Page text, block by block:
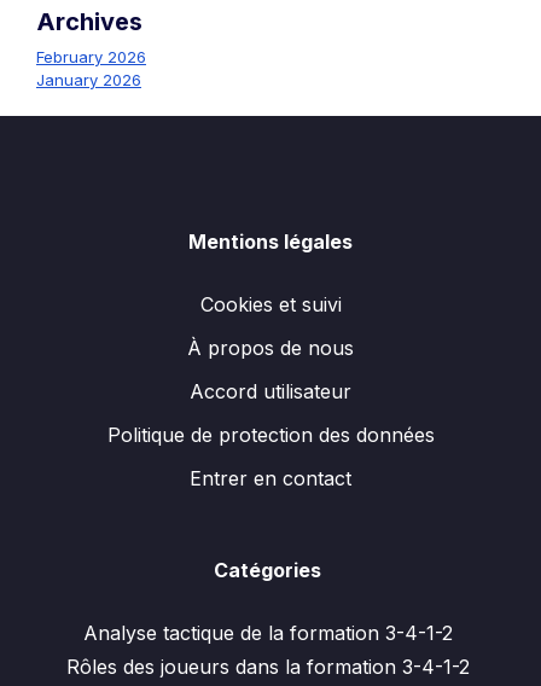
Archives
February 2026
January 2026
Mentions légales
Cookies et suivi
À propos de nous
Accord utilisateur
Politique de protection des données
Entrer en contact
Catégories
Analyse tactique de la formation 3-4-1-2
Rôles des joueurs dans la formation 3-4-1-2